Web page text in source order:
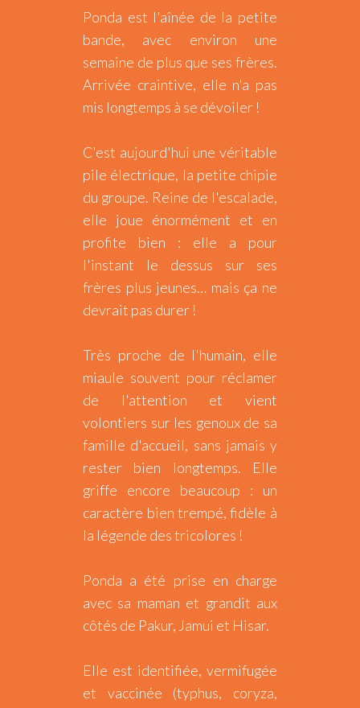
Ponda est l'aînée de la petite
bande, avec environ une
semaine de plus que ses frères.
Arrivée craintive, elle n'a pas
mis longtemps à se dévoiler !
C'est aujourd'hui une véritable
pile électrique, la petite chipie
du groupe. Reine de l'escalade,
elle joue énormément et en
profite bien : elle a pour
l'instant le dessus sur ses
frères plus jeunes… mais ça ne
devrait pas durer !
Très proche de l'humain, elle
miaule souvent pour réclamer
de l'attention et vient
volontiers sur les genoux de sa
famille d'accueil, sans jamais y
rester bien longtemps. Elle
griffe encore beaucoup : un
caractère bien trempé, fidèle à
la légende des tricolores !
Ponda a été prise en charge
avec sa maman et grandit aux
côtés de Pakur, Jamui et Hisar.
Elle est identifiée, vermifugée
et vaccinée (typhus, coryza,